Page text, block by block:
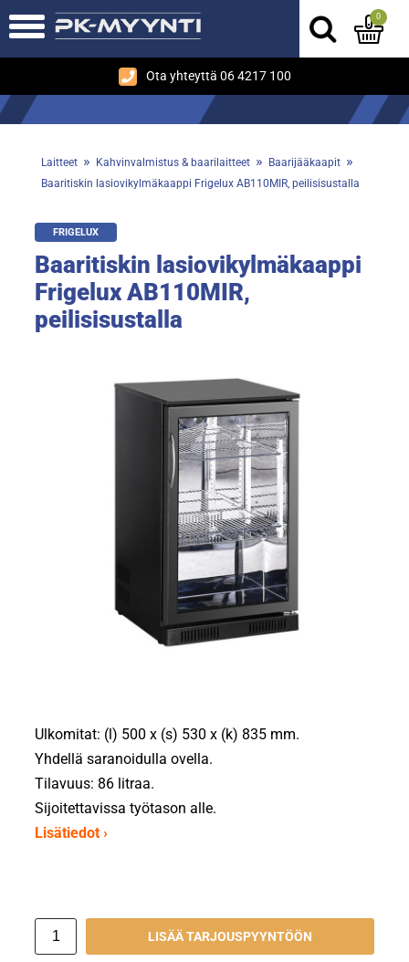
Ota yhteyttä 06 4217 100
0
Laitteet » Kahvinvalmistus & baarilaitteet » Baarijääkaapit »
Baaritiskin lasiovikylmäkaappi Frigelux AB110MIR, peilisisustalla
FRIGELUX
Baaritiskin lasiovikylmäkaappi
Frigelux AB110MIR,
peilisisustalla
Ulkomitat: (l) 500 x (s) 530 x (k) 835 mm.
Yhdellä saranoidulla ovella.
Tilavuus: 86 litraa.
Sijoitettavissa työtason alle.
Lisätiedot ›
LISÄÄ TARJOUSPYYNTÖÖN